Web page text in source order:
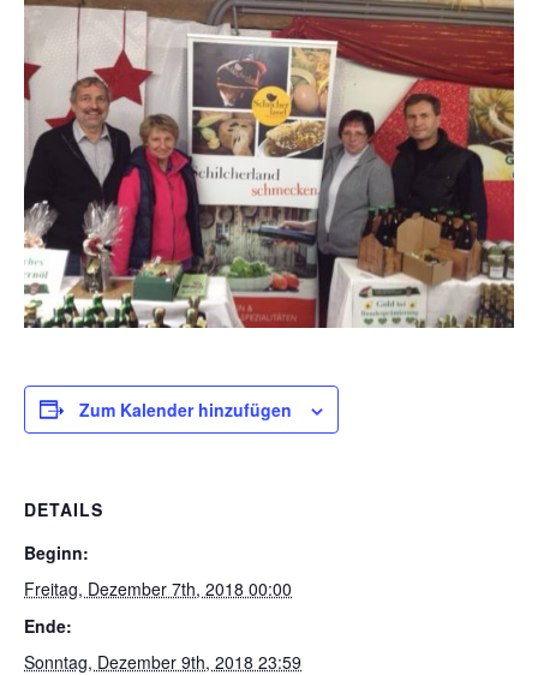
Zum Kalender hinzufügen
DETAILS
Beginn:
Freitag, Dezember 7th, 2018 00:00
Ende:
Sonntag, Dezember 9th, 2018 23:59